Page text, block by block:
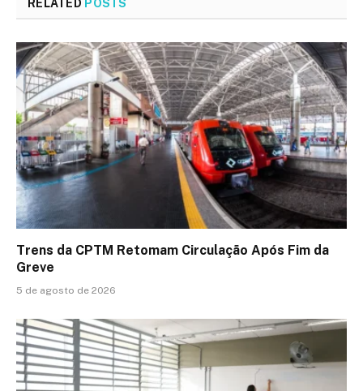
RELATED POSTS
Trens da CPTM Retomam Circulação Após Fim da
Greve
5 de agosto de 2026